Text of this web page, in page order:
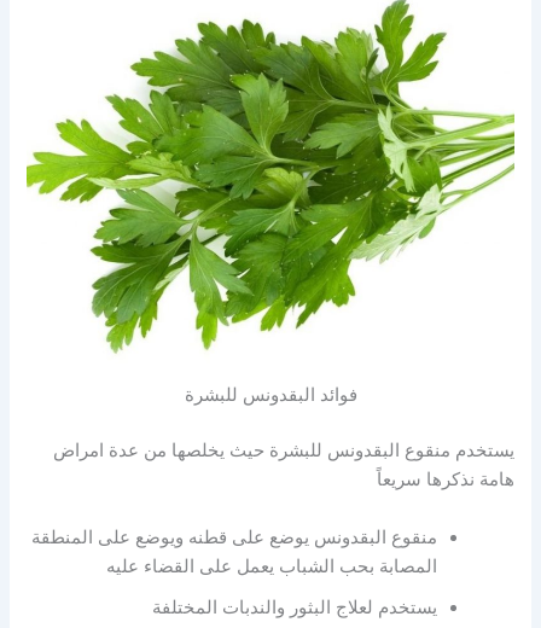
فوائد البقدونس للبشرة
يستخدم منقوع البقدونس للبشرة حيث يخلصها من عدة امراض
هامة نذكرها سريعاً
منقوع البقدونس يوضع على قطنه ويوضع على المنطقة
المصابة بحب الشباب يعمل على القضاء عليه
يستخدم لعلاج البثور والندبات المختلفة